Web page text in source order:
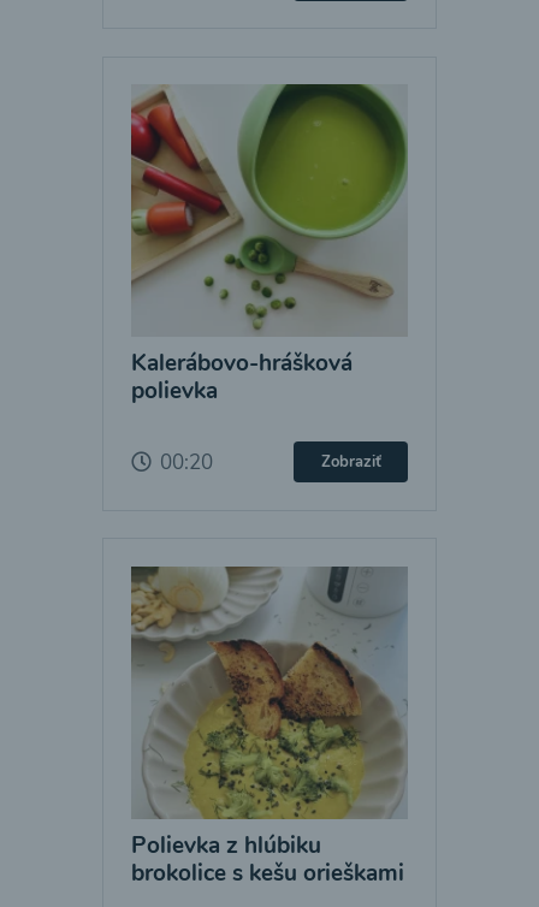
Kalerábovo-hrášková
polievka
00:20 Zobraziť
Polievka z hlúbiku
brokolice s kešu orieškami